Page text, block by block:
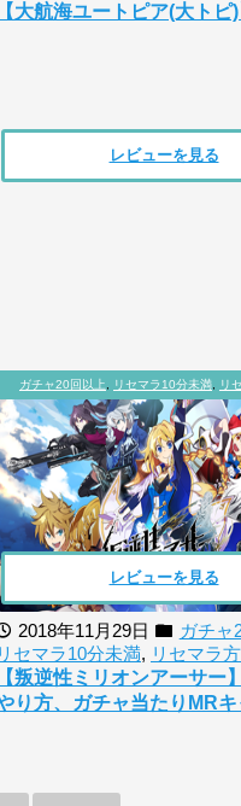
【大航海ユートピア(大トピ)
レビューを見る
ガチャ20回以上 リセマラ10分未満 リ
2018年11月29日 ガチャ
リセマラ10分未満, リセマラ
【叛逆性ミリオンアーサー
り方、ガチャ当たりMRキ
レビューを見る